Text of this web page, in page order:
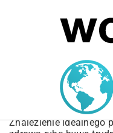
MARIUSZ ŁAMAGA
Przepis na
Jak
Dlaczego
Znalezienie idealnego